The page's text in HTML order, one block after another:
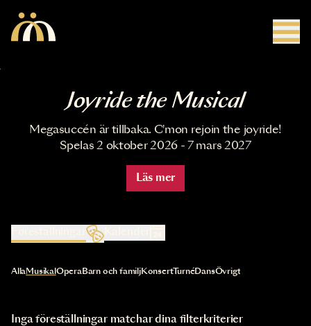
Joyride the Musical
Megasuccén är tillbaka. C'mon rejoin the joyride!
Spelas 2 oktober 2026 - 7 mars 2027
Läs mer
Kalender
Val av kategori uppdaterar innehållet automatiskt
AllaMusikal OperaBarn och familjKonsertTurnéDansÖvrigt
Inga föreställningar matchar dina filterkriterier